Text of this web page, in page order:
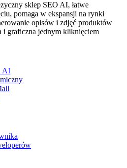
sklep SEO AI, łatwe
pomaga w ekspansji na rynki
opisów i zdjęć produktów
i graficzna jednym kliknięciem
AI